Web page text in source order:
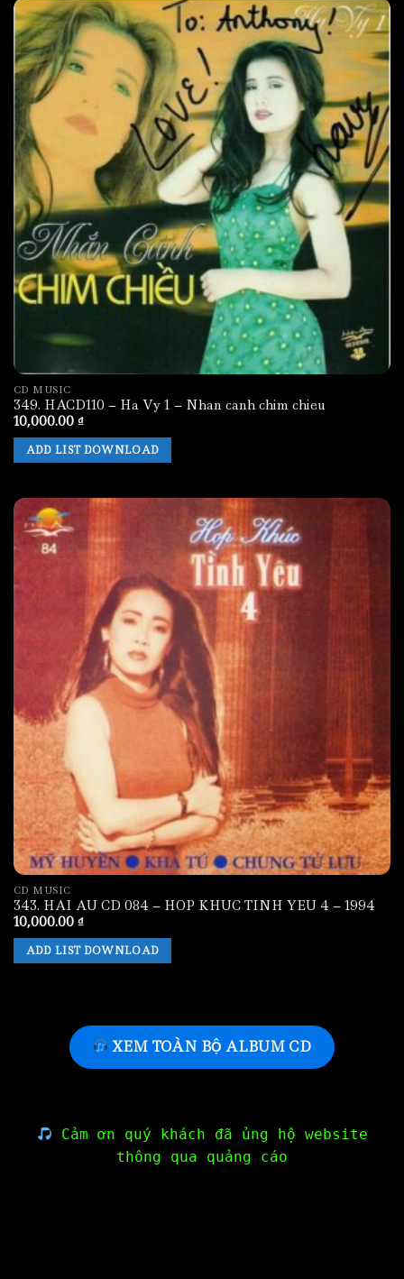
CD MUSIC
349. HACD110 – Ha Vy 1 – Nhan canh chim chieu
10,000.00 ₫
ADD LIST DOWNLOAD
CD MUSIC
343. HAI AU CD 084 – HOP KHUC TINH YEU 4 – 1994
10,000.00 ₫
ADD LIST DOWNLOAD
XEM TOÀN BỘ ALBUM CD
Cảm ơn quý khách đã ủng hộ website
thông qua quảng cáo